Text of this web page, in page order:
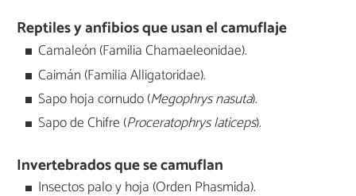
Reptiles y anfibios que usan el camuflaje
Camaleón (Familia Chamaeleonidae).
Caimán (Familia Alligatoridae).
Sapo hoja cornudo (Megophrys nasuta).
Sapo de Chifre (Proceratophrys laticeps).
Invertebrados que se camuflan
Insectos palo y hoja (Orden Phasmida).